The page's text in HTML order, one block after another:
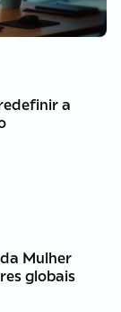
a
Mulher
globais